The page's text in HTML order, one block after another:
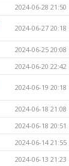
2024-06-28 21:50
2024-06-27 20:18
2024-06-25 20:08
2024-06-20 22:42
2024-06-19 20:18
2024-06-18 21:08
2024-06-18 20:51
2024-06-14 21:55
2024-06-13 21:23